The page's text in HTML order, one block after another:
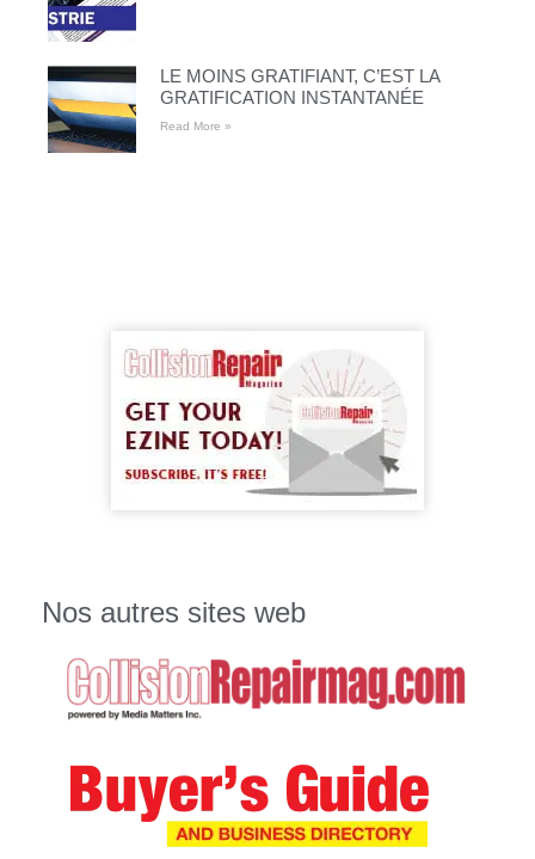
LE MOINS GRATIFIANT, C’EST LA
GRATIFICATION INSTANTANÉE
Read More »
Nos autres sites web